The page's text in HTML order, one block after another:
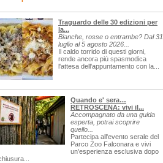
Traguardo delle 30 edizioni per
la...
Bianche, rosse o entrambe? Dal 31
luglio al 5 agosto 2026...
Il caldo torrido di questi giorni,
rende ancora più spasmodica
l'attesa dell'appuntamento con la...
Quando e' sera…
RETROSCENA: vivi il...
Accompagnato da una guida
esperta, potrai scoprire
quello...
Partecipa all'evento serale del
Parco Zoo Falconara e vivi
un'esperienza esclusiva dopo